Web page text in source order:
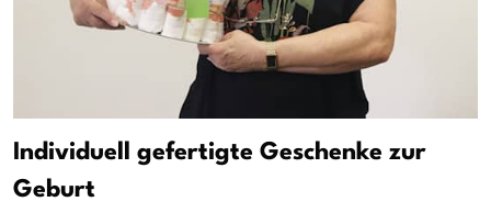
Individuell gefertigte Geschenke zur
Geburt